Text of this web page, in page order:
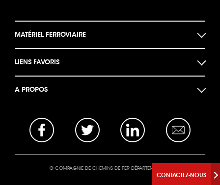
CONTACTEZ-NOUS
MATÉRIEL FERROVIAIRE
Autorails
LIENS FAVORIS
La base photo
A PROPOS
Opportunités Business
Mentions légales
© COMPAGNIE DE CHEMINS DE FER DÉPARTEMENTAUX